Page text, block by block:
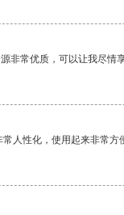
非常优质，可以让我尽情
人性化，使用起来非常方